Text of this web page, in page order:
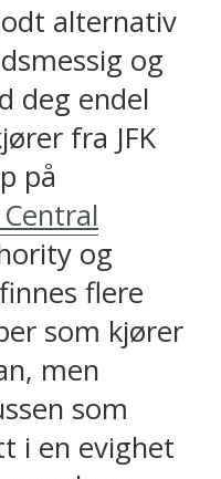
alternativ
og
deg endel
fra JFK
på
og
flere
som kjører
men
som
i en evighet